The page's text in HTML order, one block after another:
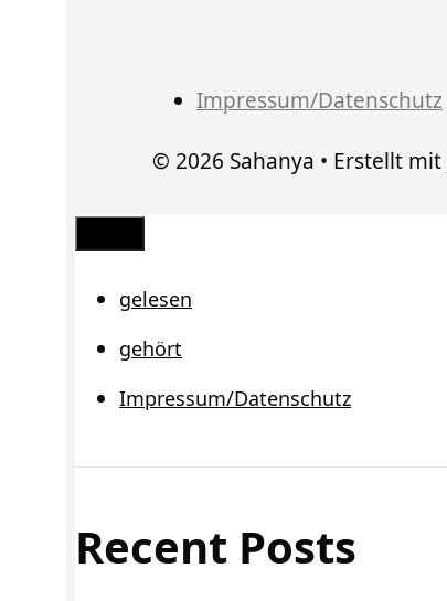
Impressum/Datenschutz
© 2026 Sahanya • Erstellt mit
gelesen
gehört
Impressum/Datenschutz
Recent Posts